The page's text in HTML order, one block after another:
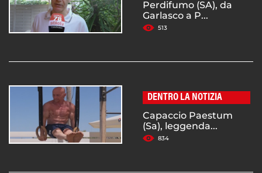
Perdifumo (SA), da
Garlasco a P...
513
DENTRO LA NOTIZIA
Capaccio Paestum
(Sa), leggenda...
834